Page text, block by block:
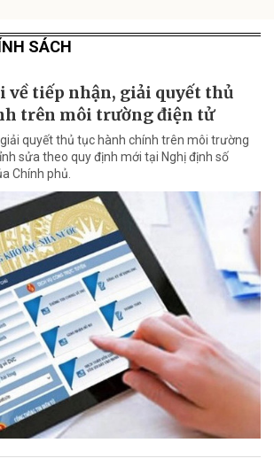
SÁCH
về tiếp nhận, giải quyết thủ
trên môi trường điện tử
quyết thủ tục hành chính trên môi trường
sửa theo quy định mới tại Nghị định số
Chính phủ.